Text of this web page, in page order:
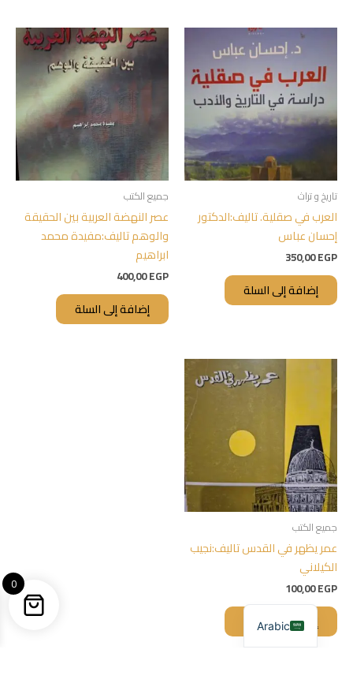
تاريخ و تراث
العرب في صقلية. تاليف:الدكتور
إحسان عباس
350,00EGP
إضافة إلى السلة
جميع الكتب
عصر النهضة العربية بين الحقيقة
والوهم تاليف:مفيدة محمد
ابراهيم
400,00EGP
إضافة إلى السلة
جميع الكتب
عمر يظهر في القدس تاليف:نجيب
الكيلاني
100,00EGP
إضافة إلى السلة
0
Arabic